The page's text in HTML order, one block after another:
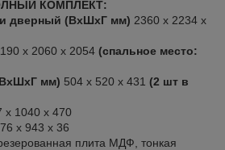
КОМПЛЕКТ:
дверный (ВхШхГ мм) 2360 х 2234 х
х 2060 х 2054 (спальное место:
мм) 504 х 520 х 431 (2 шт в
х 1040 х 470
х 943 х 36
плита МДФ, тонкая